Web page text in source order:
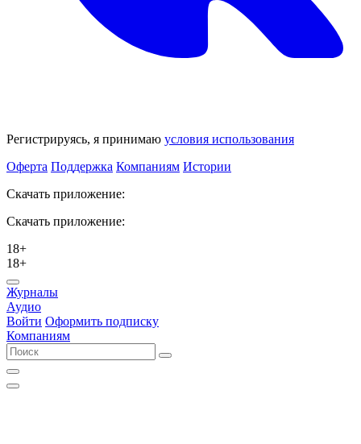
Регистрируясь, я принимаю условия использования
Оферта Поддержка Компаниям Истории
Скачать приложение:
Скачать приложение:
18+
18+
Журналы
Аудио
Войти Оформить подписку
Компаниям